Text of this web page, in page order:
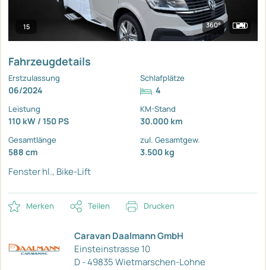
15 360°
Fahrzeugdetails
Erstzulassung
06/2024
Schlafplätze
4
Leistung
110 kW / 150 PS
KM-Stand
30.000 km
Gesamtlänge
588 cm
zul. Gesamtgew.
3.500 kg
Fenster hl., Bike-Lift
Merken Teilen Drucken
Caravan Daalmann GmbH
Einsteinstrasse 10
D - 49835 Wietmarschen-Lohne